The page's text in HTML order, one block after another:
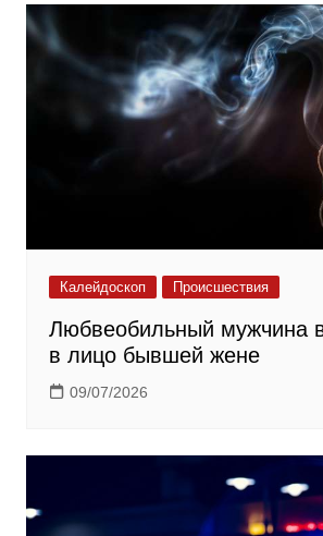
Калейдоскоп Происшествия
Любвеобильный мужчина
в лицо бывшей жене
09/07/2026